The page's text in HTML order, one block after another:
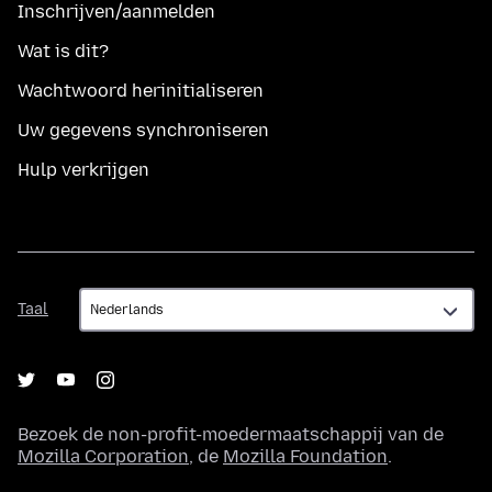
Inschrijven/aanmelden
Wat is dit?
Wachtwoord herinitialiseren
Uw gegevens synchroniseren
Hulp verkrijgen
Taal
Taal
Bezoek de non-profit-moedermaatschappij van de
Mozilla Corporation, de Mozilla Foundation.